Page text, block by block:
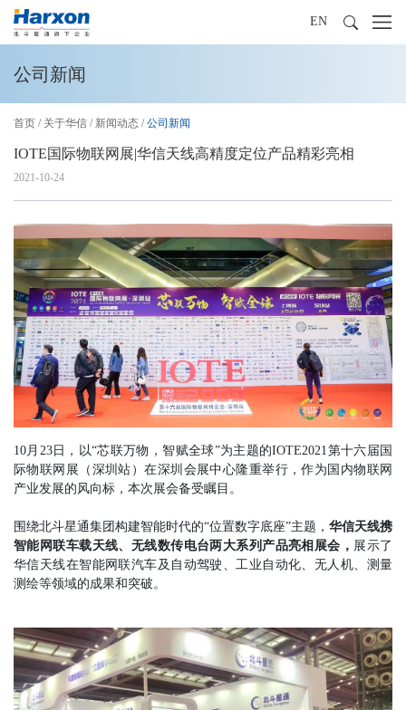
EN
公司新闻
首页 / 关于华信 / 新闻动态 / 公司新闻
IOTE国际物联网展|华信天线高精度定位产品精彩亮相
2021-10-24
10月23日，以“芯联万物，智赋全球”为主题的IOTE2021第十六届国
际物联网展（深圳站）在深圳会展中心隆重举行，作为国内物联网
产业发展的风向标，本次展会备受瞩目。
围绕北斗星通集团构建智能时代的“位置数字底座”主题， 华信天线携
智能网联车载天线、无线数传电台两大系列产品亮相展会，展示了
华信天线在智能网联汽车及自动驾驶、工业自动化、无人机、测量
测绘等领域的成果和突破。